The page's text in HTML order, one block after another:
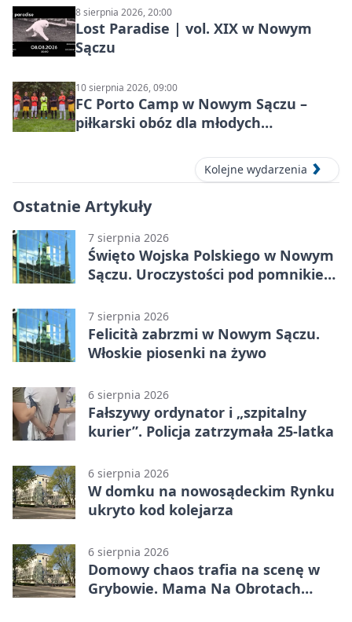
8 sierpnia 2026, 20:00
Lost Paradise | vol. XIX w Nowym
Sączu
10 sierpnia 2026, 09:00
FC Porto Camp w Nowym Sączu –
piłkarski obóz dla młodych
Kolejne wydarzenia
Ostatnie Artykuły
7 sierpnia 2026
Święto Wojska Polskiego w Nowym
Sączu. Uroczystości pod pomnikiem
7 sierpnia 2026
Felicità zabrzmi w Nowym Sączu.
Włoskie piosenki na żywo
6 sierpnia 2026
Fałszywy ordynator i „szpitalny
kurier”. Policja zatrzymała 25-latka
6 sierpnia 2026
W domku na nowosądeckim Rynku
ukryto kod kolejarza
6 sierpnia 2026
Domowy chaos trafia na scenę w
Grybowie. Mama Na Obrotach